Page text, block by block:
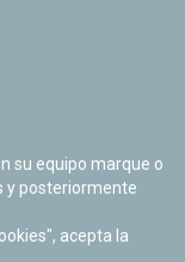
su equipo marque o
y posteriormente
acepta la